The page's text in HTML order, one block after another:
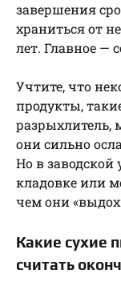
завершения
храниться от
лет. Главное —
Учтите, что
продукты,
разрыхлитель,
они сильно
Но в
кладовке или
чем они
Какие сухие
считать